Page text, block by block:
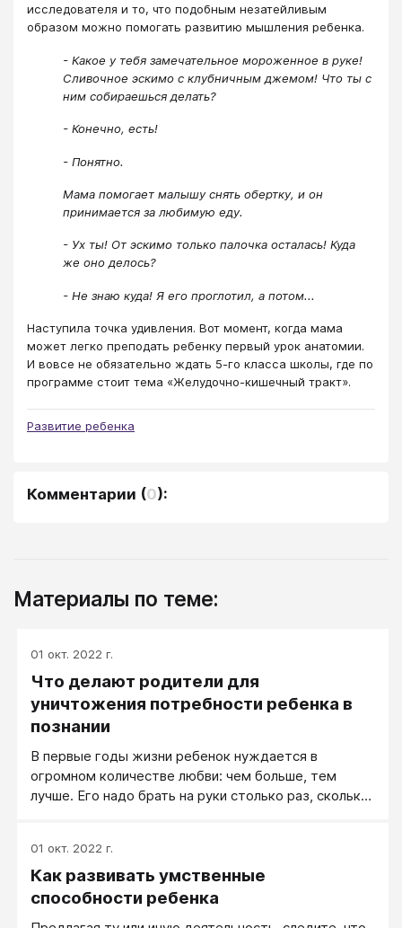
исследователя и то, что подобным незатейливым
образом можно помогать развитию мышления ребенка.
- Какое у тебя замечательное мороженное в руке!
Сливочное эскимо с клубничным джемом! Что ты с
ним собираешься делать?
- Конечно, есть!
- Понятно.
Мама помогает малышу снять обертку, и он
принимается за любимую еду.
- Ух ты! От эскимо только палочка осталась! Куда
же оно делось?
- Не знаю куда! Я его проглотил, а потом...
Наступила точка удивления. Вот момент, когда мама
может легко преподать ребенку первый урок анатомии.
И вовсе не обязательно ждать 5-го класса школы, где по
программе стоит тема «Желудочно-кишечный тракт».
Развитие ребенка
Комментарии (0):
Материалы по теме:
01 окт. 2022 г.
Что делают родители для
уничтожения потребности ребенка в
познании
В первые годы жизни ребенок нуждается в
огромном количестве любви: чем больше, тем
лучше. Его надо брать на руки столько раз, сколько
времени.
01 окт. 2022 г.
Как развивать умственные
способности ребенка